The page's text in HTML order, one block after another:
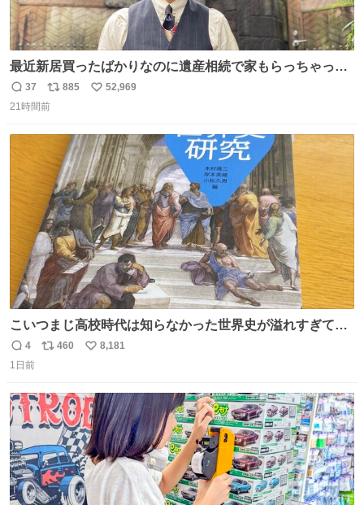
最近新居買ったばかりなのに遺産相続で家もらっちゃった
長男
返
信
37
リ
ポ
数
885
い
数
52,969
21時間前
こいつまじ高校時代は知らなかった世界史が溢れすぎてて
𝑩𝑰𝑮 𝑳𝑶𝑽𝑬＿＿
返
信
4
リ
ト
数
460
い
数
8,181
1日前